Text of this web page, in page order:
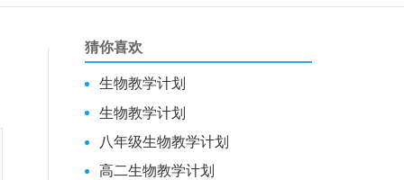
猜你喜欢
生物教学计划
生物教学计划
八年级生物教学计划
高二生物教学计划